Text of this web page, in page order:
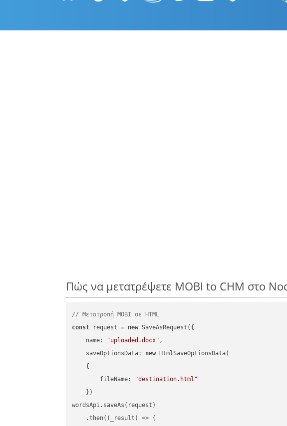
Πώς να μετατρέψετε MOBI to CHM στο
// Μετατροπή MOBI σε HTML
const request = new SaveAsRequest({
name: "uploaded.docx" ,
saveOptionsData: new HtmlSaveOptionsData(
    {
fileName:
"destination.html"
    })
wordsApi.saveAs(request)
    .then(
( _result ) => {